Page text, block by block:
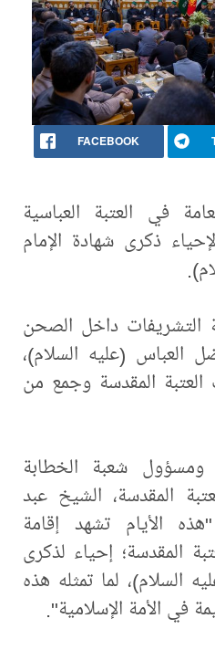
FACEBOOK
في العتبة العباسية
ذكرى شهادة الإمام
التشريفات داخل الصحن
العباس (عليه السلام)،
المقدسة وجمع من
شعبة الخطابة
المقدسة، الشيخ عبد
الأيام تشهد إقامة
المقدسة؛ إحياء لذكرى
السلام)، لما تمثله هذه
في الأمة الإسلامية".